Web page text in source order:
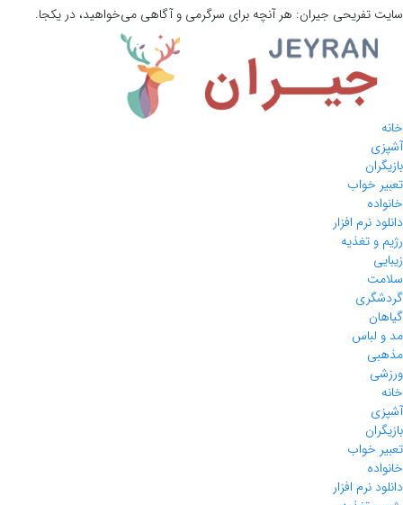
سایت تفریحی جیران: هر آنچه برای سرگرمی و آگاهی می‌خواهید، در یکجا.
خانه
آشپزی
بازیگران
تعبیر خواب
خانواده
دانلود نرم افزار
رژیم و تغذیه
زیبایی
سلامت
گردشگری
گیاهان
مد و لباس
مذهبی
ورزشی
خانه
آشپزی
بازیگران
تعبیر خواب
خانواده
دانلود نرم افزار